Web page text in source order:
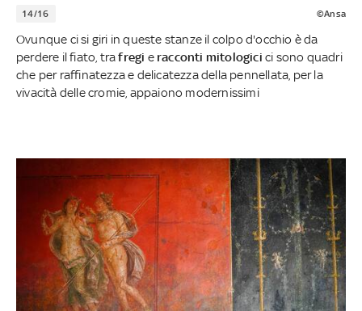
14/16 ©Ansa
Ovunque ci si giri in queste stanze il colpo d'occhio è da
perdere il fiato, trafregi e racconti mitologici ci sono quadri
che per raffinatezza e delicatezza della pennellata, per la
vivacità delle cromie, appaiono modernissimi